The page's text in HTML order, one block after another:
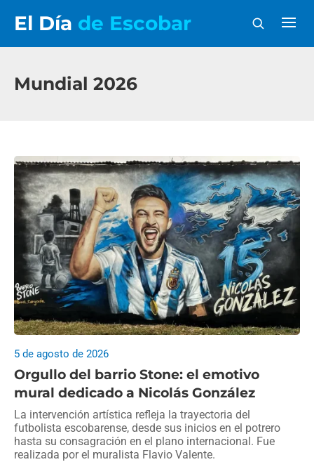
El Día de Escobar
Mundial 2026
Orgullo del barrio Stone: el emotivo
mural dedicado a Nicolás González
5 de agosto de 2026
La intervención artística refleja la trayectoria del
futbolista escobarense, desde sus inicios en el potrero
hasta su consagración en el plano internacional. Fue
realizada por el muralista Flavio Valente.